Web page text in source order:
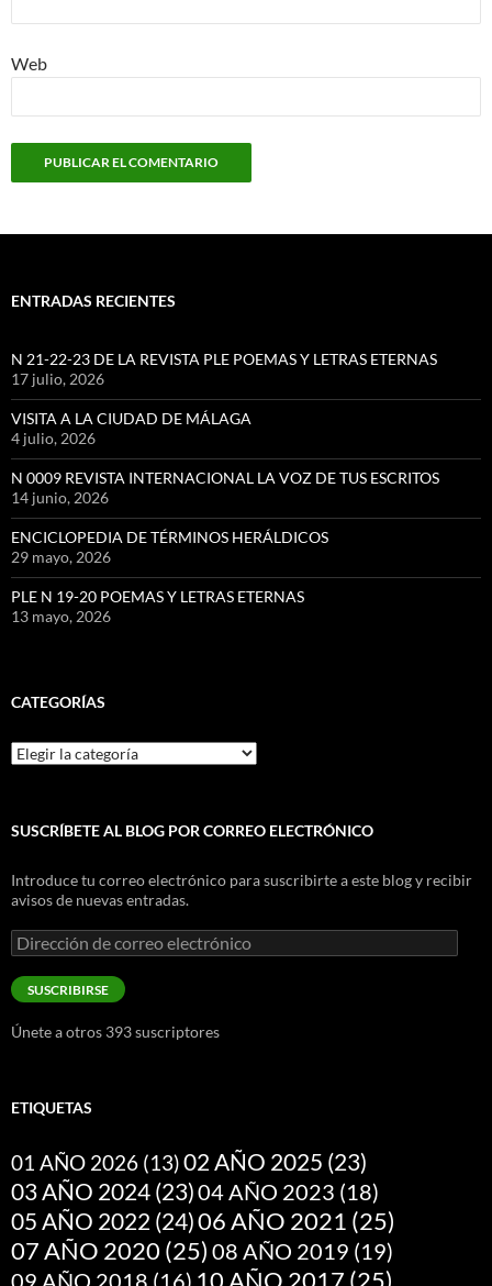
Web
ENTRADAS RECIENTES
N 21-22-23 DE LA REVISTA PLE POEMAS Y LETRAS ETERNAS
17 julio, 2026
VISITA A LA CIUDAD DE MÁLAGA
4 julio, 2026
N 0009 REVISTA INTERNACIONAL LA VOZ DE TUS ESCRITOS
14 junio, 2026
ENCICLOPEDIA DE TÉRMINOS HERÁLDICOS
29 mayo, 2026
PLE N 19-20 POEMAS Y LETRAS ETERNAS
13 mayo, 2026
CATEGORÍAS
Categorías
SUSCRÍBETE AL BLOG POR CORREO ELECTRÓNICO
Introduce tu correo electrónico para suscribirte a este blog y recibir
avisos de nuevas entradas.
Dirección
de
correo
electrónico
SUSCRIBIRSE
Únete a otros 393 suscriptores
ETIQUETAS
01 AÑO 2026 (13)02 AÑO 2025 (23)
03 AÑO 2024(23)04 AÑO 2023 (18)
05 AÑO 2022(24)06 AÑO 2021 (25)
07 AÑO 2020 (25) 08 AÑO 2019 (19)